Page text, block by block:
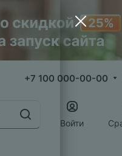
+7 100 000-00-00
Войти